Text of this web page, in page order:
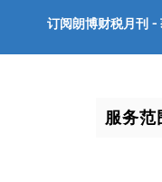
订阅朗博财税月刊 -
服务范